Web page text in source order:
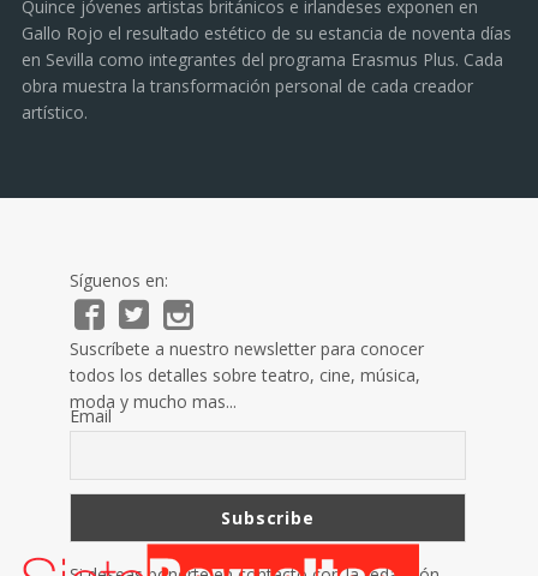
Quince jóvenes artistas británicos e irlandeses exponen en
Gallo Rojo el resultado estético de su estancia de noventa días
en Sevilla como integrantes del programa Erasmus Plus. Cada
obra muestra la transformación personal de cada creador
artístico.
Síguenos en:
Suscríbete a nuestro newsletter para conocer
todos los detalles sobre teatro, cine, música,
moda y mucho mas...
Email